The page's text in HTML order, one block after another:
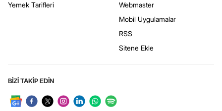
Yemek Tarifleri
Webmaster
Mobil Uygulamalar
RSS
Sitene Ekle
BİZİ TAKİP EDİN